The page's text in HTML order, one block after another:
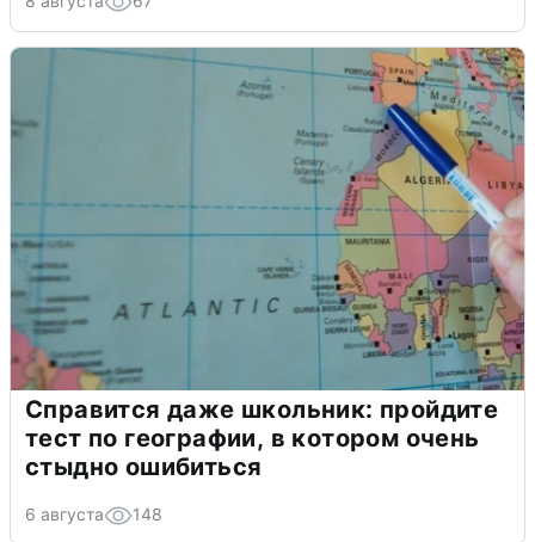
Справится даже школьник: пройдите
тест по географии, в котором очень
стыдно ошибиться
6 августа 148